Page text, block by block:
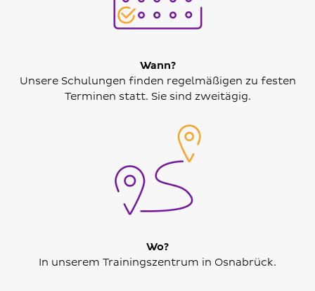
Wann?
Unsere Schulungen finden regelmäßigen zu festen
Terminen statt. Sie sind zweitägig.
Wo?
In unserem Trainingszentrum in Osnabrück.